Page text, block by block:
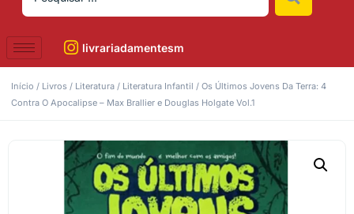
livrariadamentesm
Início / Livros / Literatura / Literatura Infantil / Os Últimos Jovens Da Terra: 4
Contra O Apocalipse – Max Brallier e Douglas Holgate Vol.1